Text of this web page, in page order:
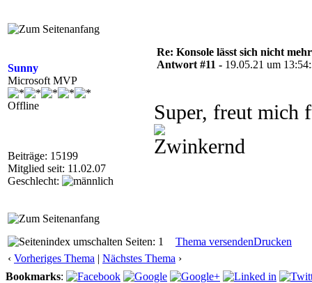
Sunny
Microsoft MVP
Offline
Beiträge: 15199
Mitglied seit: 11.02.07
Geschlecht:
Re: Konsole lässt sich nicht
Antwort #11 - 19.05.21 um
Super, freut mich
Seiten: 1 Thema versendenDrucken
‹ Vorheriges Thema | Nächstes Thema ›
Bookmarks: